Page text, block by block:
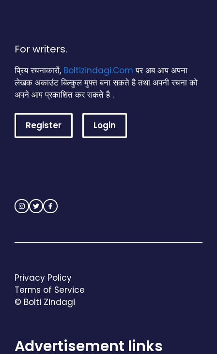
For writers.
प्रिय रचनाकारों, Boltizindagi.Com पर अब आप अपना
लेखक अकाउंट बिल्कुल मुफ्त बना सकते है तथा अपनी रचना को
अपने आप प्रकाशित कर सकते है .
Register Login
© Bolti Zindagi
Privacy Policy
Terms of Service
Advertisement links